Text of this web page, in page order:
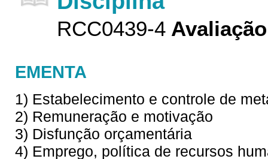
RCC0439-4
EMENTA
1) Estabelecimento e controle de
2) Remuneração e motivação
3) Disfunção orçamentária
4) Emprego, política de recursos